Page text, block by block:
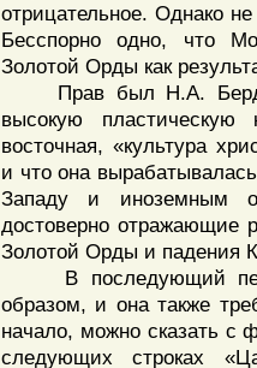
отрицательное. Однако
Бесспорно одно, что
Золотой Орды как
Прав был Н.А.
высокую
восточная, «культура
и что она
Западу и иноземным
достоверно отражающие
Золотой Орды и падения
В последующий
образом, и она также
начало, можно сказать с
следующих строках